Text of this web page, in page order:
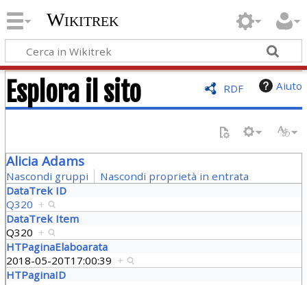
Wikitrek
RDF Aiuto
Esplora il sito
Alicia Adams
Nascondi gruppi
Nascondi proprietà in entrata
DataTrek ID
Q320 +
DataTrek Item
Q320 +
HTPaginaElaboarata
2018-05-20T17:00:39 +
HTPaginaID